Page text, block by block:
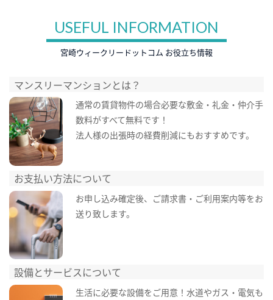
USEFUL INFORMATION
宮崎ウィークリードットコム お役立ち情報
マンスリーマンションとは？
通常の賃貸物件の場合必要な敷金・礼金・仲介手
数料がすべて無料です！
法人様の出張時の経費削減にもおすすめです。
お支払い方法について
お申し込み確定後、ご請求書・ご利用案内等をお
送り致します。
設備とサービスについて
生活に必要な設備をご用意！水道やガス・電気も